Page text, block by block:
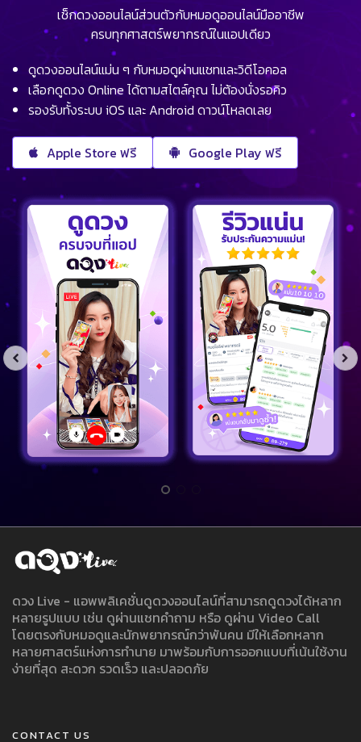
เช็กดวงออนไลน์ส่วนตัวกับหมอดูออนไลน์มืออาชีพ
ครบทุกศาสตร์พยากรณ์ในแอปเดียว
ดูดวงออนไลน์แม่น ๆ กับหมอดูผ่านแชทและวิดีโอคอล
เลือกดูดวง Online ได้ตามสไตล์คุณ ไม่ต้องนั่งรอคิว
รองรับทั้งระบบ iOS และ Android ดาวน์โหลดเลย
Apple Store ฟรี Google Play ฟรี
ดวง Live - แอพพลิเคชั่นดูดวงออนไลน์ที่สามารถดูดวงได้หลาก
หลายรูปแบบ เช่น ดูผ่านแชทคำถาม หรือ ดูผ่าน Video Call
โดยตรงกับหมอดูและนักพยากรณ์กว่าพันคน มีให้เลือกหลาก
หลายศาสตร์แห่งการทำนาย มาพร้อมกับการออกแบบที่เน้นใช้งาน
ง่ายที่สุด สะดวก รวดเร็ว และปลอดภัย
CONTACT US